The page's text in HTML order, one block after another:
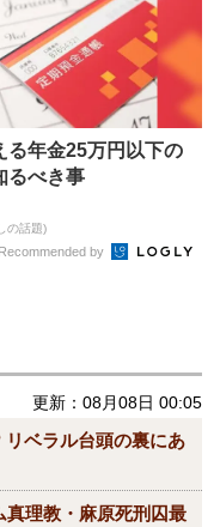
る年金25万円以下の
るべき事
の話題)
Recommended by
更新：08月08日 00:05
ベラル台頭の裏にあ
理教・麻原死刑囚最